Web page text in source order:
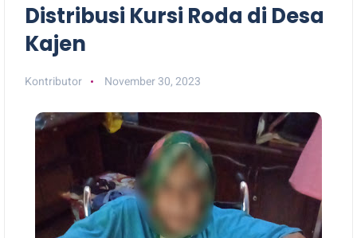
Distribusi Kursi Roda di Desa
Kajen
Kontributor November 30, 2023